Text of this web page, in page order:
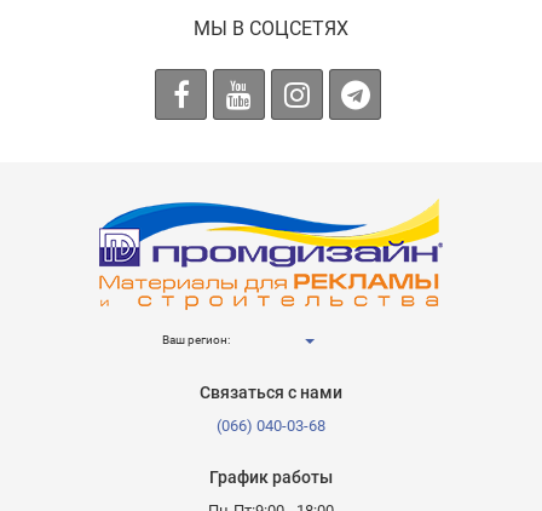
МЫ В СОЦСЕТЯХ
Ваш регион:
Связаться с нами
(066) 040-03-68
График работы